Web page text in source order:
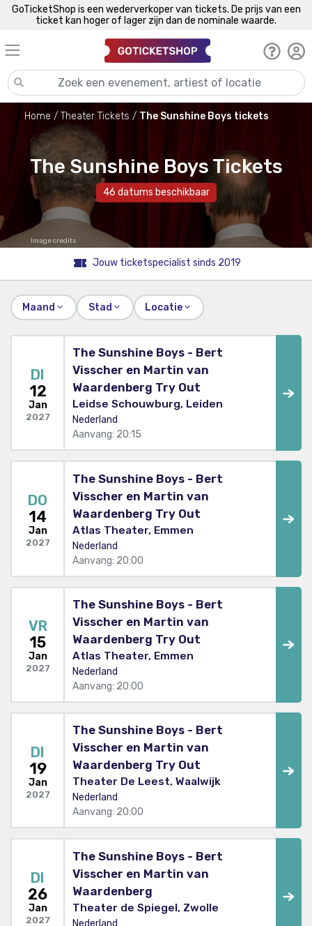
GoTicketShop is een wederverkoper van tickets. De prijs van een
ticket kan hoger of lager zijn dan de nominale waarde.
Home Theater Tickets The Sunshine Boys tickets
The Sunshine Boys Tickets
46 datums beschikbaar
Image credits
Jouw ticketspecialist sinds 2019
Maand Stad Locatie
DI
12
Jan
2027
The Sunshine Boys - Bert
Visscher en Martin van
Waardenberg Try Out
Leidse Schouwburg, Leiden
Nederland
Aanvang: 20:15
DO
14
Jan
2027
The Sunshine Boys - Bert
Visscher en Martin van
Waardenberg Try Out
Atlas Theater, Emmen
Nederland
Aanvang: 20:00
VR
15
Jan
2027
The Sunshine Boys - Bert
Visscher en Martin van
Waardenberg Try Out
Atlas Theater, Emmen
Nederland
Aanvang: 20:00
DI
19
Jan
2027
The Sunshine Boys - Bert
Visscher en Martin van
Waardenberg Try Out
Theater De Leest, Waalwijk
Nederland
Aanvang: 20:00
DI
26
Jan
2027
The Sunshine Boys - Bert
Visscher en Martin van
Waardenberg
Theater de Spiegel, Zwolle
Nederland